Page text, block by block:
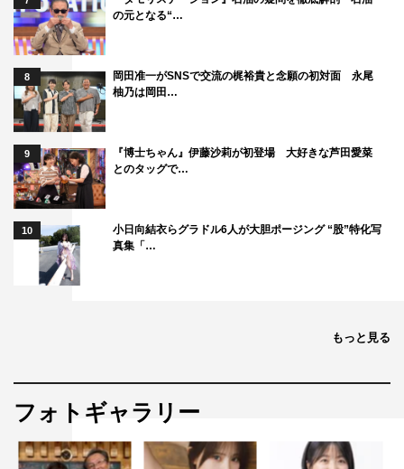
り上げたいです。すでに撮り下ろしのテーマは、頭の中に
100個用意しています（笑）。あまり考えずに行動しちゃ
う癖があって、仕事の現場で失敗して周囲をびっくりさせ
ることもしばしば。天然エピソードには事欠きません！」
なとり・くるみ
1996年6月16日生まれ。千葉県出身。24歳。T160・
スレンダーな美ボディを生かした“あざとエロかわいい”写
真がSNSで評判。1stDVD『クルミ・ミルク』、
2ndDVD『Re:Debut！』が発売中。
た。宮古島で白水着を着たとき、あらためてその実感が湧
いて嬉しかったです。感謝の気持ちを忘れず前に突き進ん
でいきますので、これからも一生ついてきてください！
の元となる“…
8
岡田准一がSNSで交流の梶裕貴と念願の初対面 永尾
柚乃は岡田…
9
『博士ちゃん』伊藤沙莉が初登場 大好きな芦田愛菜
とのタッグで…
10
小日向結衣らグラドル6人が大胆ポージング “股”特化写
真集「…
もっと見る
フォトギャラリー